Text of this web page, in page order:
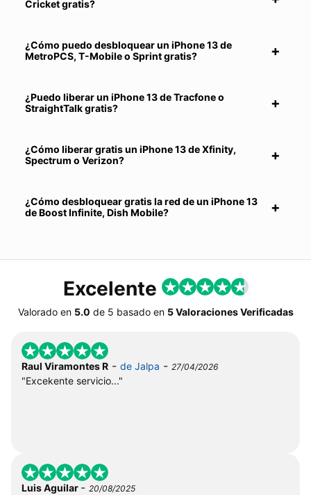
Cricket gratis?
¿Cómo puedo desbloquear un iPhone 13 de
MetroPCS, T-Mobile o Sprint gratis?
¿Puedo liberar un iPhone 13 de Tracfone o
StraightTalk gratis?
¿Cómo liberar gratis un iPhone 13 de Xfinity,
Spectrum o Verizon?
¿Cómo desbloquear gratis la red de un iPhone 13
de Boost Infinite, Dish Mobile?
Excelente
Valorado en 5.0 de 5 basado en 5 Valoraciones Verificadas
Raul Viramontes R - de Jalpa - 27/04/2026
"Excekente servicio..."
Luis Aguilar - 20/08/2025